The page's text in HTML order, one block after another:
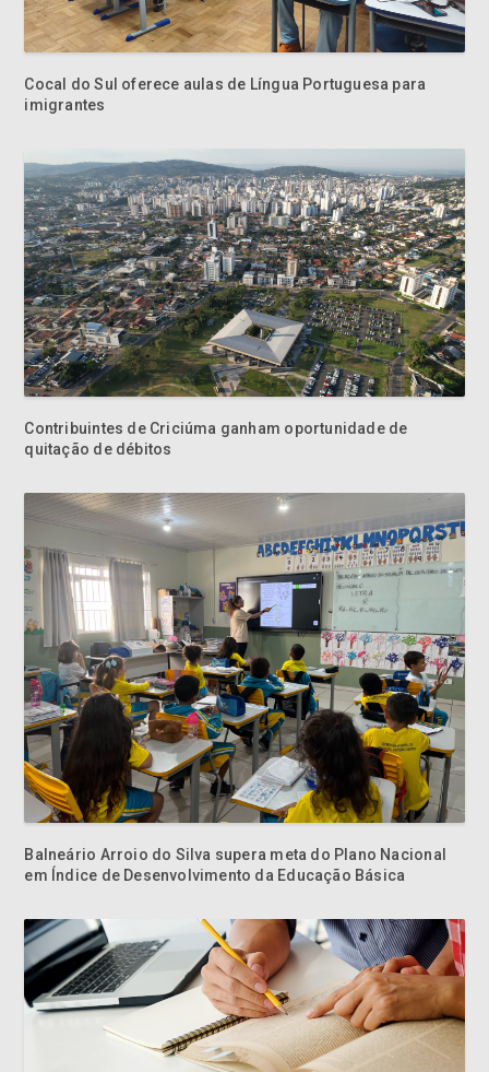
Cocal do Sul oferece aulas de Língua Portuguesa para
imigrantes
Contribuintes de Criciúma ganham oportunidade de
quitação de débitos
Balneário Arroio do Silva supera meta do Plano Nacional
em Índice de Desenvolvimento da Educação Básica